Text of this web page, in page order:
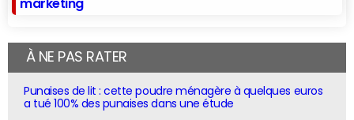
marketing
À NE PAS RATER
Punaises de lit : cette poudre ménagère à quelques euros
a tué 100% des punaises dans une étude